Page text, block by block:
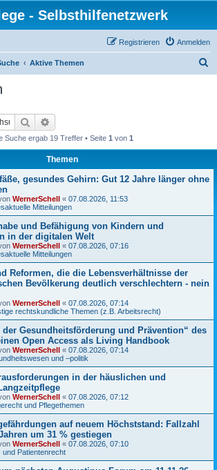
- Selbsthilfenetzwerk
Anmelden
Registrieren
Aktive Themen
Suche
Suche ergab 19 Treffer • Seite 1 von 1
Themen
gesundes Gehirn: Gut 12 Jahre länger ohne
WernerSchell « 07.08.2026, 11:53
Mitteilungen
und Befähigung von Kindern und
in der digitalen Welt
WernerSchell « 07.08.2026, 07:16
Mitteilungen
Reformen, die die Lebensverhältnisse der
Bevölkerung deutlich verschlechtern - nein
WernerSchell « 07.08.2026, 07:14
rechtskundliche Themen (z.B. Arbeitsrecht)
der Gesundheitsförderung und Prävention“ des
Open Access als Living Handbook
WernerSchell « 07.08.2026, 07:14
und –politik
in der häuslichen und
WernerSchell « 07.08.2026, 07:12
und Pflegethemen
auf neuem Höchststand: Fallzahl
um 31 % gestiegen
WernerSchell « 07.08.2026, 07:10
und Patientenrecht